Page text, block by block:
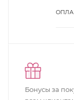
Бонусы за